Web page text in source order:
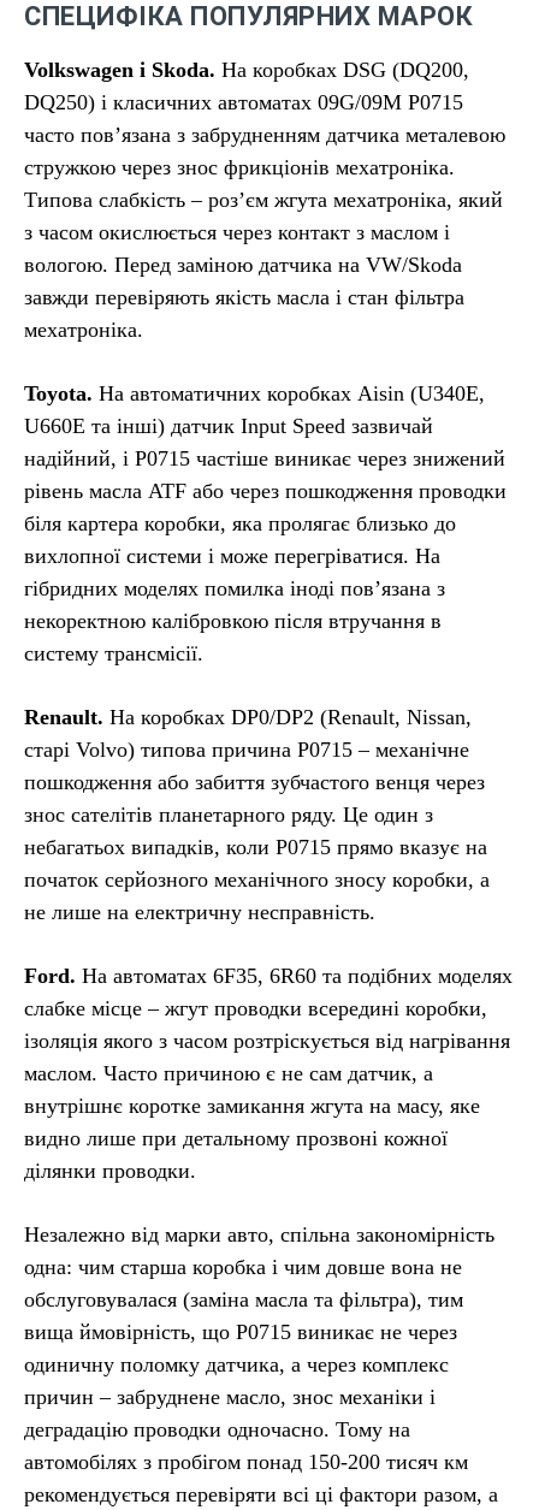
СПЕЦИФІКА ПОПУЛЯРНИХ МАРОК
Volkswagen і Skoda. На коробках DSG (DQ200,
DQ250) і класичних автоматах 09G/09M P0715
часто пов’язана з забрудненням датчика металевою
стружкою через знос фрикціонів мехатроніка.
Типова слабкість – роз’єм жгута мехатроніка, який
з часом окислюється через контакт з маслом і
вологою. Перед заміною датчика на VW/Skoda
завжди перевіряють якість масла і стан фільтра
мехатроніка.
Toyota. На автоматичних коробках Aisin (U340E,
U660E та інші) датчик Input Speed зазвичай
надійний, і P0715 частіше виникає через знижений
рівень масла ATF або через пошкодження проводки
біля картера коробки, яка пролягає близько до
вихлопної системи і може перегріватися. На
гібридних моделях помилка іноді пов’язана з
некоректною калібровкою після втручання в
систему трансмісії.
Renault. На коробках DP0/DP2 (Renault, Nissan,
старі Volvo) типова причина P0715 – механічне
пошкодження або забиття зубчастого венця через
знос сателітів планетарного ряду. Це один з
небагатьох випадків, коли P0715 прямо вказує на
початок серйозного механічного зносу коробки, а
не лише на електричну несправність.
Ford. На автоматах 6F35, 6R60 та подібних моделях
слабке місце – жгут проводки всередині коробки,
ізоляція якого з часом розтріскується від нагрівання
маслом. Часто причиною є не сам датчик, а
внутрішнє коротке замикання жгута на масу, яке
видно лише при детальному прозвоні кожної
ділянки проводки.
Незалежно від марки авто, спільна закономірність
одна: чим старша коробка і чим довше вона не
обслуговувалася (заміна масла та фільтра), тим
вища ймовірність, що P0715 виникає не через
одиничну поломку датчика, а через комплекс
причин – забруднене масло, знос механіки і
деградацію проводки одночасно. Тому на
автомобілях з пробігом понад 150-200 тисяч км
рекомендується перевіряти всі ці фактори разом, а